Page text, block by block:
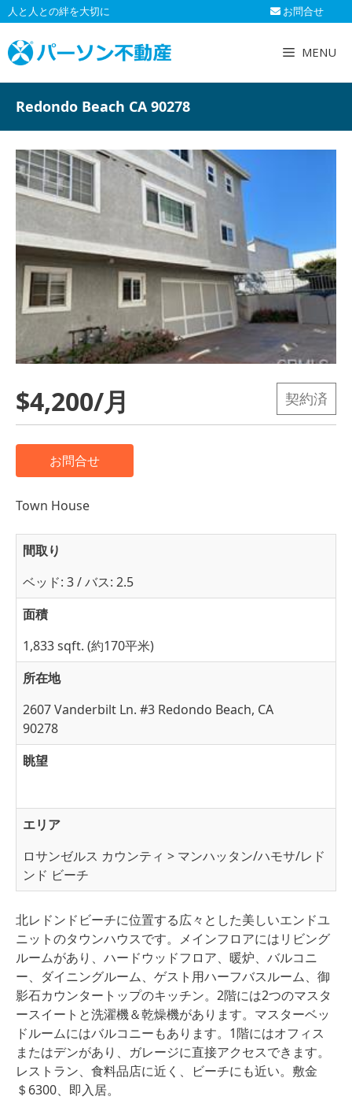
コ
ン
テ
ン
ツ
人と人との絆を大切に お問合せ
MENU
Redondo Beach CA 90278
$4,200/月 契約済
お問合せ
Town House
間取り
ベッド: 3 / バス: 2.5
面積
1,833 sqft. (約170平米)
所在地
2607 Vanderbilt Ln. #3 Redondo Beach, CA
90278
眺望
エリア
ロサンゼルス カウンティ > マンハッタン/ハモサ/レド
ンド ビーチ
北レドンドビーチに位置する広々とした美しいエンドユ
ニットのタウンハウスです。メインフロアにはリビング
ルームがあり、ハードウッドフロア、暖炉、バルコニ
ー、ダイニングルーム、ゲスト用ハーフバスルーム、御
影石カウンタートップのキッチン。2階には2つのマスタ
ースイートと洗濯機＆乾燥機があります。マスターベッ
ドルームにはバルコニーもあります。1階にはオフィス
またはデンがあり、ガレージに直接アクセスできます。
レストラン、食料品店に近く、ビーチにも近い。敷金
＄6300、即入居。